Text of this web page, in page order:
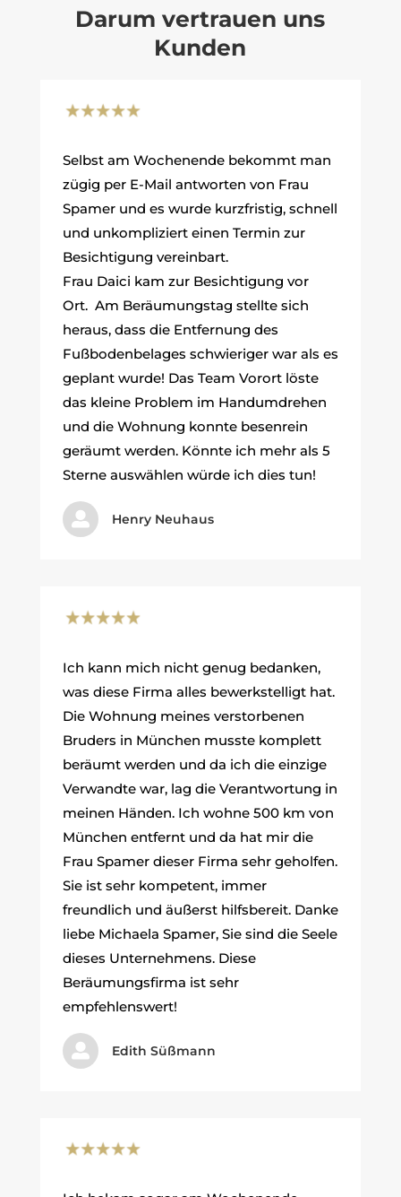
Darum vertrauen uns
Kunden
Selbst am Wochenende bekommt man
zügig per E-Mail antworten von Frau
Spamer und es wurde kurzfristig, schnell
und unkompliziert einen Termin zur
Besichtigung vereinbart.
Frau Daici kam zur Besichtigung vor
Ort. Am Beräumungstag stellte sich
heraus, dass die Entfernung des
Fußbodenbelages schwieriger war als es
geplant wurde! Das Team Vorort löste
das kleine Problem im Handumdrehen
und die Wohnung konnte besenrein
geräumt werden. Könnte ich mehr als 5
Sterne auswählen würde ich dies tun!
 Henry Neuhaus
Ich kann mich nicht genug bedanken,
was diese Firma alles bewerkstelligt hat.
Die Wohnung meines verstorbenen
Bruders in München musste komplett
beräumt werden und da ich die einzige
Verwandte war, lag die Verantwortung in
meinen Händen. Ich wohne 500 km von
München entfernt und da hat mir die
Frau Spamer dieser Firma sehr geholfen.
Sie ist sehr kompetent, immer
freundlich und äußerst hilfsbereit. Danke
liebe Michaela Spamer, Sie sind die Seele
dieses Unternehmens. Diese
Beräumungsfirma ist sehr
empfehlenswert!
 Edith Süßmann